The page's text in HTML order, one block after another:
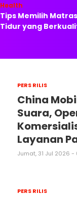
Health
Tips Memilih
Tidur yang
PERS RILIS
China
Suara,
Layanan
Jumat, 31 Jul 2026 -
PERS RILIS